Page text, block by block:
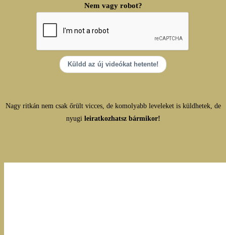
Nem vagy robot?
Küldd az új videókat hetente!
Nagy ritkán nem csak őrült vicces, de komolyabb leveleket is küldhetek, de
nyugi leiratkozhatsz bármikor!